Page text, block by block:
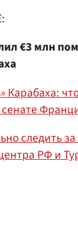
€3 млн
Карабаха:
сенате
следить
РФ и